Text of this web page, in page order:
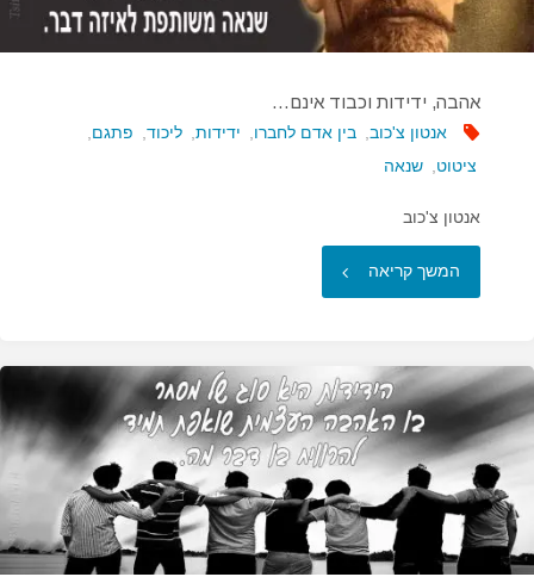
אהבה, ידידות וכבוד אינם…
אנטון צ'כוב בין אדם לחברו ידידות ליכוד, פתגם
ציטוט
שנאה
אנטון צ'כוב
המשך קריאה "אהבה,
אינם…"